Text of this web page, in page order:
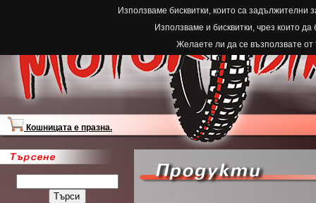
Използваме бисквитки, които са задължителни
Използваме и бисквитки, чрез които
Желаете ли да се възползвате от
Кошницата е празна.